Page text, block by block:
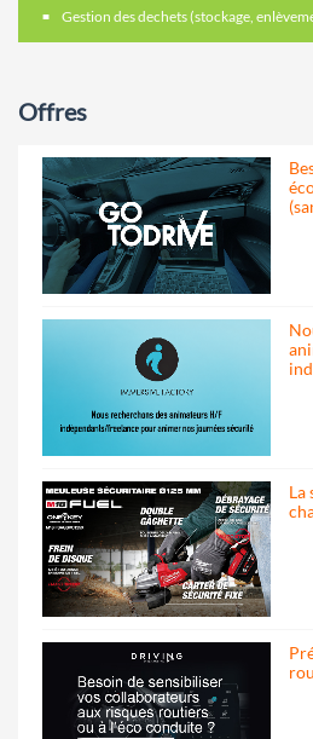
Gestion des dechets (stockage,
Offres
La